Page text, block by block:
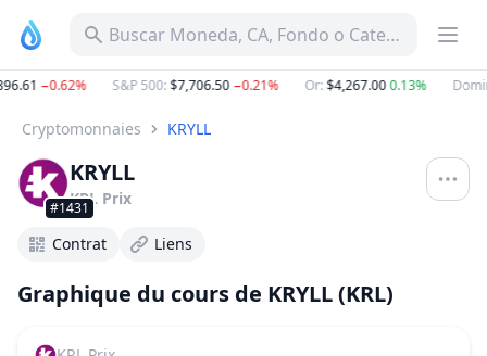
Buscar Moneda, CA, Fondo o Categoría
−0.62% S&P 500:$7,706.50−0.21% Or:$4,267.000.13%
Cryptomonnaies KRYLL
#1431
KRYLL
KRL Prix
Contrat Liens
Graphique du cours de KRYLL (KRL)